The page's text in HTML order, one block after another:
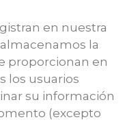
en nuestra
la
proporcionan en
los usuarios
su información
(excepto